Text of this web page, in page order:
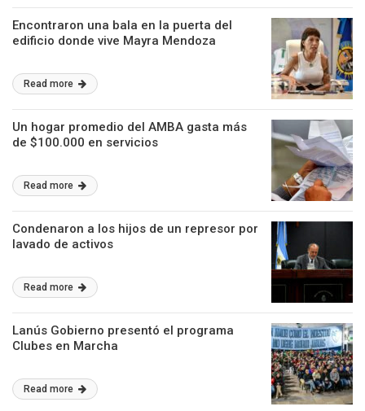
Encontraron una bala en la puerta del
edificio donde vive Mayra Mendoza
Read more
Un hogar promedio del AMBA gasta más
de $100.000 en servicios
Read more
Condenaron a los hijos de un represor por
lavado de activos
Read more
Lanús Gobierno presentó el programa
Clubes en Marcha
Read more